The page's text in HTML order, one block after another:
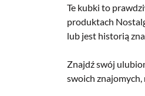
Te kubki to
produktach
lub jest historią
Znajdź swój
swoich znajomych,